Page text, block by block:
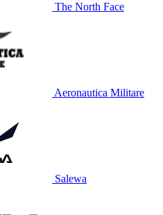
The North Face
Aeronautica Militare
Salewa